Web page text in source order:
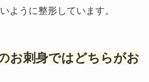
ように整形しています。
お刺身ではどちらがお